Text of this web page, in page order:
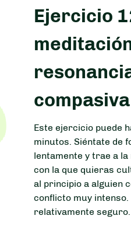
Ejercicio
compasiva
Este ejercicio puede
minutos. Siéntate de
lentamente y trae a
con la que quieras
al principio a alguien
conflicto muy intenso.
relativamente seguro.